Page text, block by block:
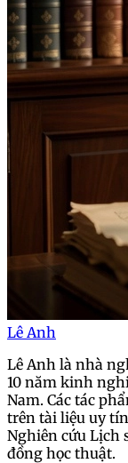
Lê Anh
Lê Anh là nhà
10 năm kinh
Nam. Các tác
trên tài liệu uy
Nghiên cứu Lịch
đồng học thuật.